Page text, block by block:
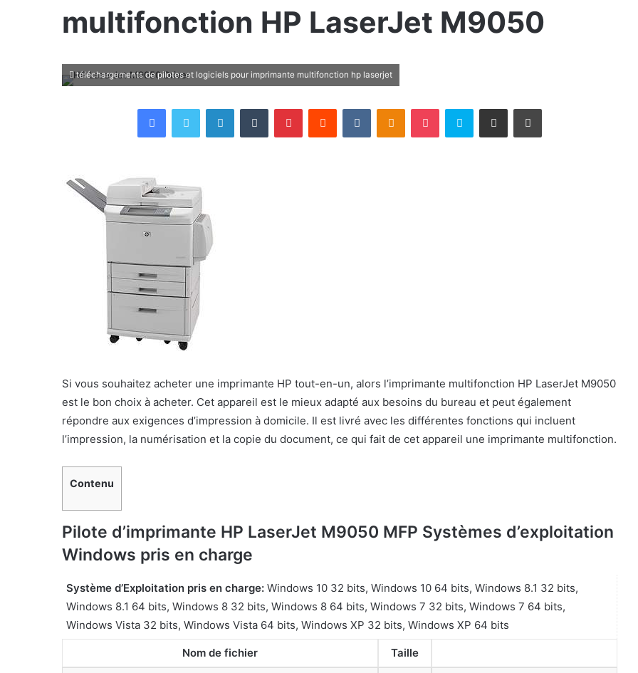
multifonction HP LaserJet M9050
téléchargements de pilotes et logiciels pour imprimante multifonction hp laserjet
FacebookTwitter LinkedinTumblr PinterestReddit VKontakteOdnoklassniki
Pocket Skype Partager par email Imprimer
Si vous souhaitez acheter une imprimante HP tout-en-un, alors l’imprimante multifonction HP LaserJet M9050
est le bon choix à acheter. Cet appareil est le mieux adapté aux besoins du bureau et peut également
répondre aux exigences d’impression à domicile. Il est livré avec les différentes fonctions qui incluent
l’impression, la numérisation et la copie du document, ce qui fait de cet appareil une imprimante multifonction.
Contenu
Pilote d’imprimante HP LaserJet M9050 MFP Systèmes d’exploitation
Windows pris en charge
Système d’Exploitation pris en charge: Windows 10 32 bits, Windows 10 64 bits, Windows 8.1 32 bits,
Windows 8.1 64 bits, Windows 8 32 bits, Windows 8 64 bits, Windows 7 32 bits, Windows 7 64 bits,
Windows Vista 32 bits, Windows Vista 64 bits, Windows XP 32 bits, Windows XP 64 bits
Nom de fichier Taille